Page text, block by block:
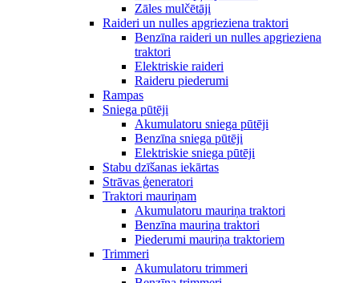
Zāles mulčētāji
Raideri un nulles apgrieziena traktori
Benzīna raideri un nulles apgrieziena
traktori
Elektriskie raideri
Raideru piederumi
Rampas
Sniega pūtēji
Akumulatoru sniega pūtēji
Benzīna sniega pūtēji
Elektriskie sniega pūtēji
Stabu dzīšanas iekārtas
Strāvas ģeneratori
Traktori mauriņam
Akumulatoru mauriņa traktori
Benzīna mauriņa traktori
Piederumi mauriņa traktoriem
Trimmeri
Akumulatoru trimmeri